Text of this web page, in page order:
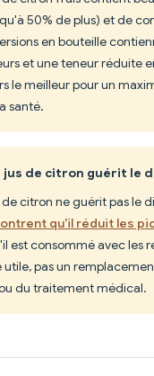
50% de plus) et de
en bouteille
et une teneur réduite
le meilleur pour un
santé.
jus de citron guérit le
de citron ne guérit pas le
qu'il réduit les
est consommé avec les
pas un
du traitement médical.